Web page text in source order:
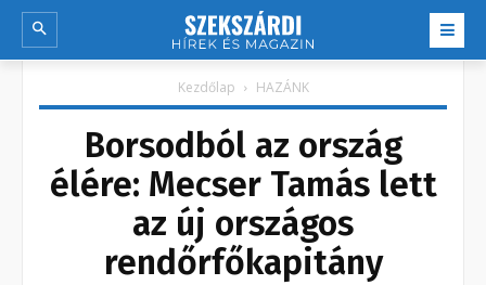
Kezdőlap HAZÁNK
Borsodból az ország
élére: Mecser Tamás lett
az új országos
rendőrfőkapitány